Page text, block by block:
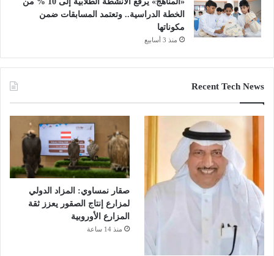
الخطة الدراسية.. وتعتمد المسابقات ضمن
مكوناتها
منذ 3 أسابيع
Recent Tech News
صقار نمساوي: المزاد الدولي
لمزارع إنتاج الصقور يعزز ثقة
المزارع الأوروبية
منذ 14 ساعة